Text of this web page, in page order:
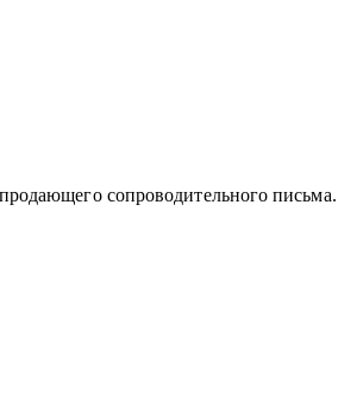
сопроводительного письма.